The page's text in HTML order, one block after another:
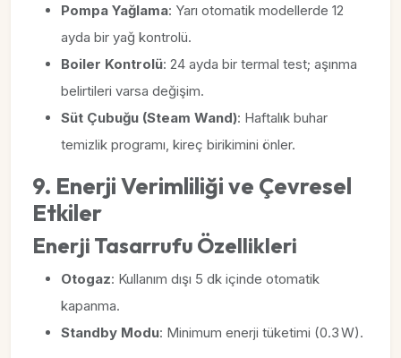
Pompa Yağlama: Yarı otomatik modellerde 12
ayda bir yağ kontrolü.
Boiler Kontrolü: 24 ayda bir termal test; aşınma
belirtileri varsa değişim.
Süt Çubuğu (Steam Wand): Haftalık buhar
temizlik programı, kireç birikimini önler.
9. Enerji Verimliliği ve Çevresel
Etkiler
Enerji Tasarrufu Özellikleri
Otogaz: Kullanım dışı 5 dk içinde otomatik
kapanma.
Standby Modu: Minimum enerji tüketimi (0.3 W).